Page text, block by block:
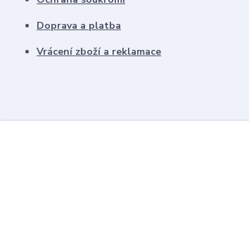
Doprava a platba
Vrácení zboží a reklamace